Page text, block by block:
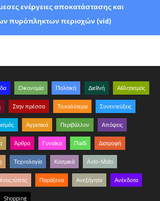
ενέργειες αποκατάστασης και
πυρόπληκτων περιοχών (vid)
Οικονομία Πολιτική Διεθνή Αθλητισμός
Στην πρέσσα Τα καλύτερα Συνεντεύξεις
Αγροτικά Περιβάλλον Απόψεις
Άρθρα Γυναίκα Παιδί Διατροφή
Τεχνολογία Κοσμικά Auto-Moto
τύπος Παράξενα Ανεξήγητα Ανέκδοτα
Shopping